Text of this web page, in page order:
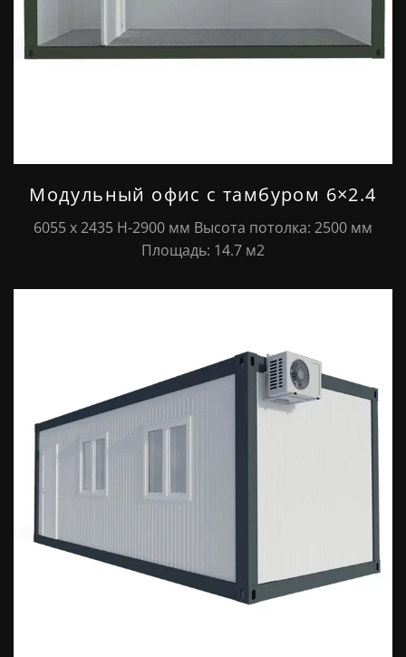
Модульный офис с тамбуром 6×2.4
6055 х 2435 Н-2900 мм Высота потолка: 2500 мм
Площадь: 14.7 м2